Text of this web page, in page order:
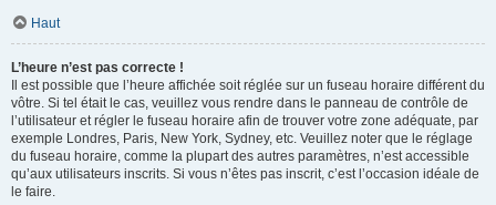
Haut
L’heure n’est pas correcte !
Il est possible que l’heure affichée soit réglée sur un fuseau horaire différent du
vôtre. Si tel était le cas, veuillez vous rendre dans le panneau de contrôle de
l’utilisateur et régler le fuseau horaire afin de trouver votre zone adéquate, par
exemple Londres, Paris, New York, Sydney, etc. Veuillez noter que le réglage
du fuseau horaire, comme la plupart des autres paramètres, n’est accessible
qu’aux utilisateurs inscrits. Si vous n’êtes pas inscrit, c’est l’occasion idéale de
le faire.